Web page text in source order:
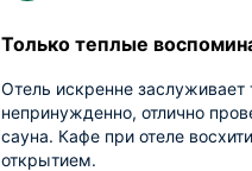
Только теплые
Отель искренне
непринужденно, отлично
сауна. Кафе при отеле
открытием.